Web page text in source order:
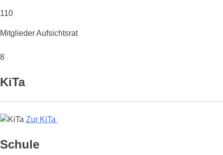
110
Mitglieder Aufsichtsrat
8
KiTa
Zur KiTa
Schule